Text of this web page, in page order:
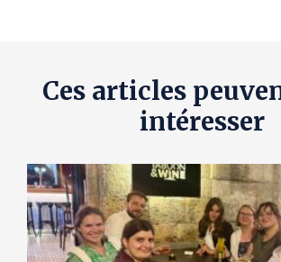
Ces articles
intéresser